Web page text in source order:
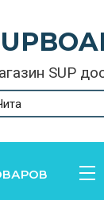
SUP